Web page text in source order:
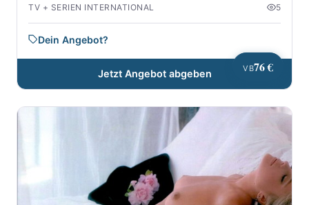
VB76 €
TV + SERIEN INTERNATIONAL 5
Dein Angebot?
Jetzt Angebot abgeben